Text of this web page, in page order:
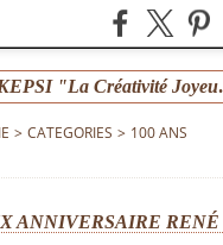
KEPSI
> CATEGORIES > 100 ANS
ANNIVERSAIRE RENÉ